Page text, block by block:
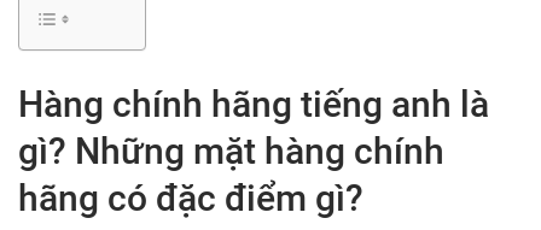
Hàng chính hãng tiếng anh là
gì? Những mặt hàng chính
hãng có đặc điểm gì?